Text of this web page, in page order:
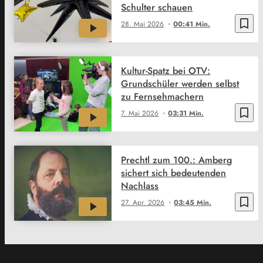
bookmark_border
28. Mai 2026 00:41 Min.
Schulter schauen
bookmark_border
7. Mai 2026 03:31 Min.
Kultur-Spatz bei OTV:
Grundschüler werden selbst
zu Fernsehmachern
bookmark_border
27. Apr. 2026 03:45 Min.
Prechtl zum 100.: Amberg
sichert sich bedeutenden
Nachlass